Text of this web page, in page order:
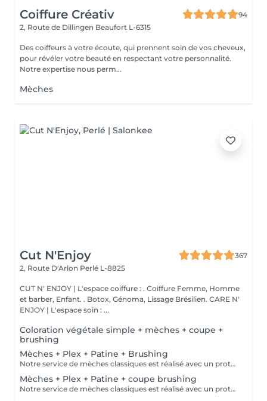
Coiffure Créativ
94
2, Route de Dillingen Beaufort L-6315
Des coiffeurs à votre écoute, qui prennent soin de vos cheveux,
pour révéler votre beauté en respectant votre personnalité.
Notre expertise nous perm...
Mèches
Cut N'Enjoy
367
2, Route D'Arlon Perlé L-8825
CUT N' ENJOY | L'espace coiffure : . Coiffure Femme, Homme
et barber, Enfant. . Botox, Génoma, Lissage Brésilien. CARE N'
ENJOY | L'espace soin : ...
Coloration végétale simple + mèches + coupe +
brushing
Mèches + Plex + Patine + Brushing
Notre service de mèches classiques est réalisé avec un protecteur Plex pour préserver la santé de vos cheveux. La prestation comprend l’application des mèches, une patine pour un résultat harmonieux et un brushing avec produits de finition. 💡 Les mèches classiques nécessitent un entretien régulier pour gérer la repousse et maintenir l’éclat de votre couleur.
Mèches + Plex + Patine + coupe brushing
Notre service de mèches classiques est réalisé avec un protecteur Plex pour préserver la santé de vos cheveux. La prestation comprend l’application des mèches, une patine pour un résultat harmonieux et une coupe brushing avec produits de finition. 💡 Les mèches classiques nécessitent un entretien régulier pour gérer la repousse et maintenir l’éclat de votre couleur.